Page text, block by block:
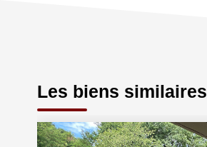
Les biens similaires